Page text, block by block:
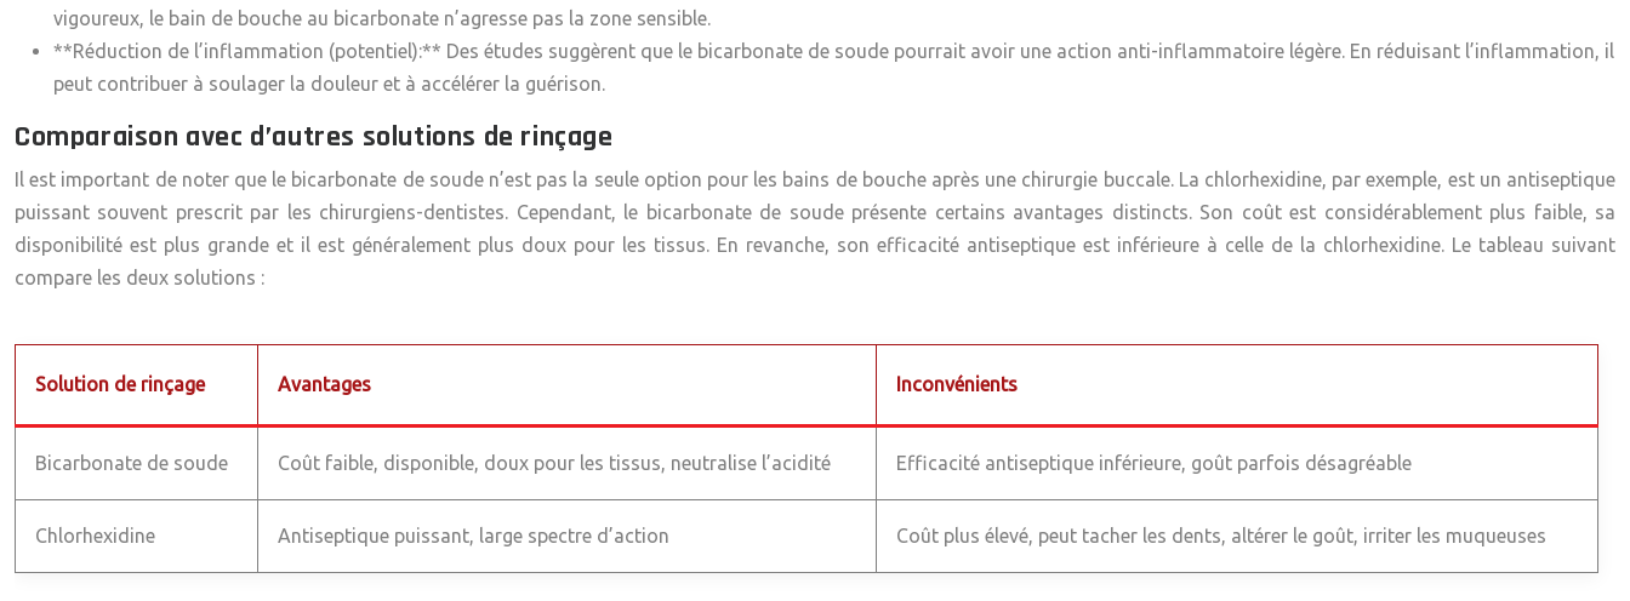
vigoureux, le bain de bouche au bicarbonate n’agresse pas la zone sensible.
**Réduction de l’inflammation (potentiel):** Des études suggèrent que le bicarbonate de soude pourrait avoir une action anti-inflammatoire légère. En réduisant l’inflammation, il
peut contribuer à soulager la douleur et à accélérer la guérison.
Comparaison avec d’autres solutions de rinçage
Il est important de noter que le bicarbonate de soude n’est pas la seule option pour les bains de bouche après une chirurgie buccale. La chlorhexidine, par exemple, est un antiseptique
puissant souvent prescrit par les chirurgiens-dentistes. Cependant, le bicarbonate de soude présente certains avantages distincts. Son coût est considérablement plus faible, sa
disponibilité est plus grande et il est généralement plus doux pour les tissus. En revanche, son efficacité antiseptique est inférieure à celle de la chlorhexidine. Le tableau suivant
compare les deux solutions :
Solution de rinçage Avantages Inconvénients
Bicarbonate de soude Coût faible, disponible, doux pour les tissus, neutralise l’acidité Efficacité antiseptique inférieure, goût parfois désagréable
Chlorhexidine Antiseptique puissant, large spectre d’action Coût plus élevé, peut tacher les dents, altérer le goût, irriter les muqueuses